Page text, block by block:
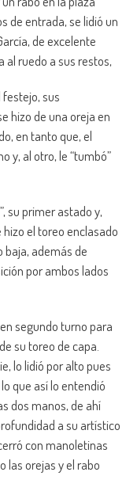
de entrada, se lidió un
de excelente
al ruedo a sus restos,
sus
hizo de una oreja en
en tanto que, el
y, al otro, le “tumbó”
su primer astado y,
el toreo enclasado
baja, además de
por ambos lados
segundo turno para
su toreo de capa.
lo lidió por alto pues
que así lo entendió
dos manos, de ahí
a su artístico
con manoletinas
las orejas y el rabo